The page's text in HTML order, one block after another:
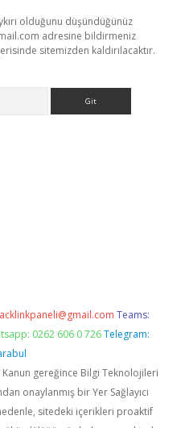
olduğunu düşündüğünüz
adresine bildirmeniz
sitemizden kaldırılacaktır.
Teams:
0262 606 0 726 Telegram:
Kanun gereğince Bilgi Teknolojileri
onaylanmış bir Yer Sağlayıcı
sitedeki içerikleri proaktif